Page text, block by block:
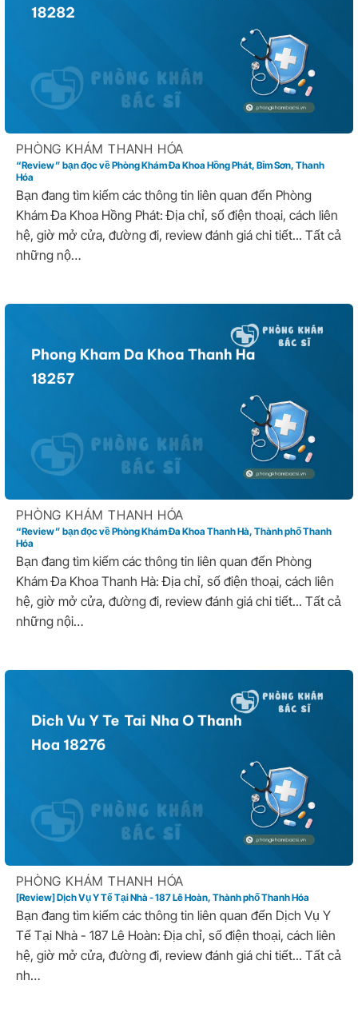
PHÒNG KHÁM THANH HÓA
“Review” bạn đọc về Phòng Khám Đa Khoa Hồng Phát, Bỉm Sơn, Thanh
Hóa
Bạn đang tìm kiếm các thông tin liên quan đến Phòng
Khám Đa Khoa Hồng Phát: Địa chỉ, số điện thoại, cách liên
hệ, giờ mở cửa, đường đi, review đánh giá chi tiết... Tất cả
những nộ…
PHÒNG KHÁM THANH HÓA
“Review” bạn đọc về Phòng Khám Đa Khoa Thanh Hà, Thành phố Thanh
Hóa
Bạn đang tìm kiếm các thông tin liên quan đến Phòng
Khám Đa Khoa Thanh Hà: Địa chỉ, số điện thoại, cách liên
hệ, giờ mở cửa, đường đi, review đánh giá chi tiết... Tất cả
những nội…
PHÒNG KHÁM THANH HÓA
[Review] Dịch Vụ Y Tế Tại Nhà - 187 Lê Hoàn, Thành phố Thanh Hóa
Bạn đang tìm kiếm các thông tin liên quan đến Dịch Vụ Y
Tế Tại Nhà - 187 Lê Hoàn: Địa chỉ, số điện thoại, cách liên
hệ, giờ mở cửa, đường đi, review đánh giá chi tiết... Tất cả
nh…